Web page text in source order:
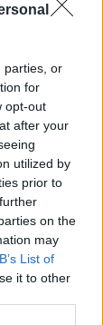
parties, or
for
opt-out
after your
utilized by
prior to
on the
may
List of
it to other
lettori!
2018
Edizioni